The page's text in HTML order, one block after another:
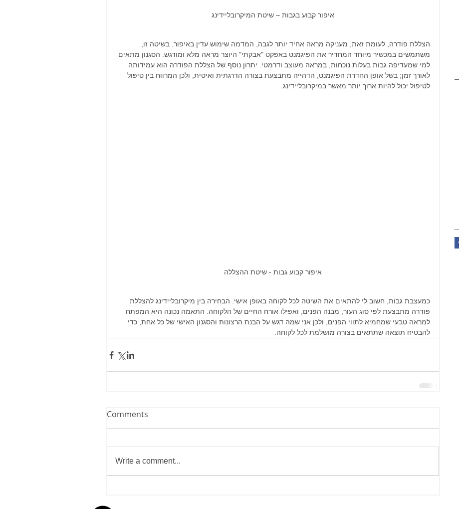
איפור קבוע בגבות – שיטת המיקרובליידינג
הצללת פודרה, לעומת זאת, מעניקה מראה אחיד יותר לגבה, המדמה שימוש עדין באיפור. בשיטה זו,
משתמשים במכשיר מיוחד המחדיר את הפיגמנט באפקט "אבקתי" היוצר מראה מלא ומודגש. הסגנון מתאים
למי שמעדיפה גבות בעלות נוכחות, במראה מעוצב ודרמטי. יתרון נוסף של הצללת הפודרה הוא עמידותה
לאורך זמן; בשל אופן החדרת הפיגמנט, הדהייה מתבצעת בצורה הדרגתית ואיטית, ולכן המרווח בין טיפול
לטיפול יכול להיות ארוך יותר מאשר במיקרובליידינג.
איפור קבוע גבות - שיטת ההצללה
כמעצבת גבות, חשוב לי להתאים את השיטה לכל לקוחה באופן אישי. הבחירה בין מיקרובליידינג להצללת
פודרה מתבצעת לפי סוג העור, מבנה הפנים, ואפילו אורח החיים של הלקוחה. התאמה נכונה היא המפתח
למראה טבעי שמחמיא לתווי הפנים, ולכן אני שמה דגש על הבנת הרצונות והסגנון האישי של כל אחת, כדי
להבטיח תוצאה שתתאים בצורה מושלמת לכל לקוחה.
Comments
Write a comment...